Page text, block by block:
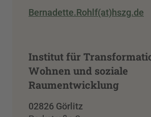
Bernadette.Rohlf(at)hszg.de
Institut für
Wohnen und soziale
Raumentwicklung
02826 Görlitz